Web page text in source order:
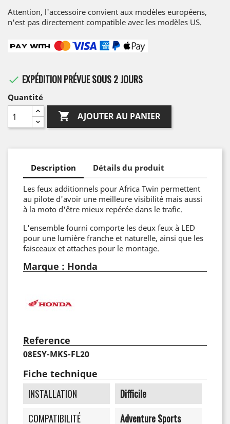
Attention, l'accessoire convient aux modèles européens,
n'est pas directement compatible avec les modèles US.
 EXPÉDITION PRÉVUE SOUS 2 JOURS
Quantité
 AJOUTER AU PANIER
Description Détails du produit
Les feux additionnels pour Africa Twin permettent
au pilote d'avoir une meilleure visibilité mais aussi
à la moto d'être mieux repérée dans le trafic.
L'ensemble fourni comporte les deux feux à LED
pour une lumière franche et naturelle, ainsi que les
faisceaux et attaches pour le montage.
Marque : Honda
Reference
08ESY-MKS-FL20
Fiche technique
INSTALLATION
Difficile
COMPATIBILITÉ
Adventure Sports